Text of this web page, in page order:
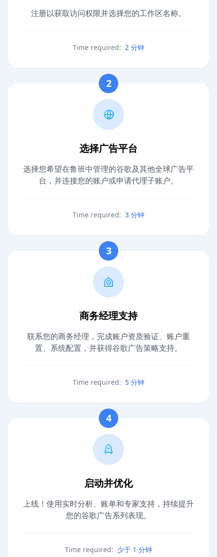
注册以获取访问权限并选择您的工作区名称。
Time required: 2 分钟
2
选择广告平台
选择您希望在鲁班中管理的谷歌及其他全球广告平
台，并连接您的账户或申请代理子账户。
Time required: 3 分钟
3
商务经理支持
联系您的商务经理，完成账户资质验证、账户重
置、系统配置，并获得谷歌广告策略支持。
Time required: 5 分钟
4
启动并优化
上线！使用实时分析、账单和专家支持，持续提升
您的谷歌广告系列表现。
Time required: 少于 1 分钟